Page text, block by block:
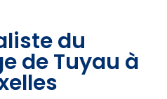
du
de Tuyau à